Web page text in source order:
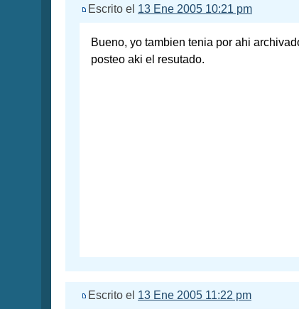
Escrito el 13 Ene 2005 10:21 pm
Bueno, yo tambien tenia por ahi
posteo aki el resutado.
Escrito el 13 Ene 2005 11:22 pm